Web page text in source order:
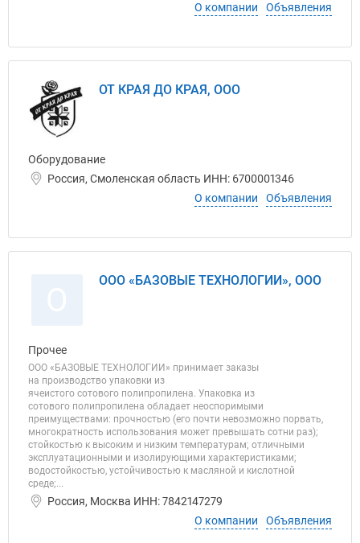
О компании
Объявления
ОТ КРАЯ ДО КРАЯ, ООО
Оборудование
Россия, Смоленская область ИНН: 6700001346
О компании
Объявления
ООО «БАЗОВЫЕ ТЕХНОЛОГИИ», ООО
Прочее
ООО «БАЗОВЫЕ ТЕХНОЛОГИИ» принимает заказы
на производство упаковки из
ячеистого сотового полипропилена. Упаковка из
сотового полипропилена обладает неоспоримыми
преимуществами: прочностью (его почти невозможно порвать,
многократность использования может превышать сотни раз);
стойкостью к высоким и низким температурам; отличными
эксплуатационными и изолирующими характеристиками;
водостойкостью, устойчивостью к масляной и кислотной
среде;...
Россия, Москва ИНН: 7842147279
О компании
Объявления